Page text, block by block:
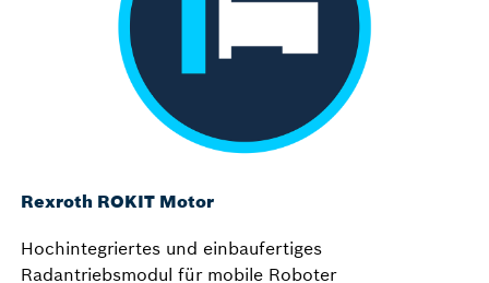
Rexroth ROKIT Motor
Hochintegriertes und einbaufertiges
Radantriebsmodul für mobile Roboter